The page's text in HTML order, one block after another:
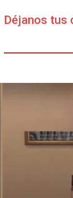
Déjanos tus